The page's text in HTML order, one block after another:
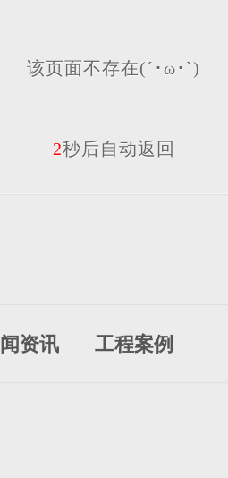
该页面不存在(´･ω･`)
2秒后自动返回
资讯 工程案例